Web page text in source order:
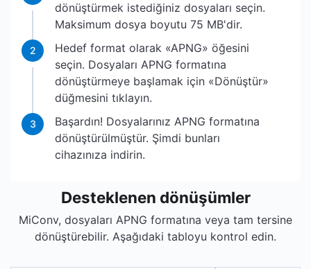
dönüştürmek istediğiniz dosyaları seçin.
Maksimum dosya boyutu 75 MB'dir.
2
Hedef format olarak «APNG» öğesini
seçin. Dosyaları APNG formatına
dönüştürmeye başlamak için «Dönüştür»
düğmesini tıklayın.
3
Başardın! Dosyalarınız APNG formatına
dönüştürülmüştür. Şimdi bunları
cihazınıza indirin.
Desteklenen dönüşümler
MiConv, dosyaları APNG formatına veya tam tersine
dönüştürebilir. Aşağıdaki tabloyu kontrol edin.